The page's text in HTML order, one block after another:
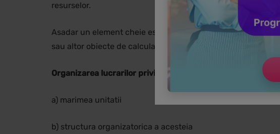
resurselor.
Asadar un element cheie este calculatia costurilor.
sau altor obiecte de calculatie.
Organizarea lucrarilor privind calculatia costurilor
a) marimea unitatii
b) structura organizatorica a acesteia